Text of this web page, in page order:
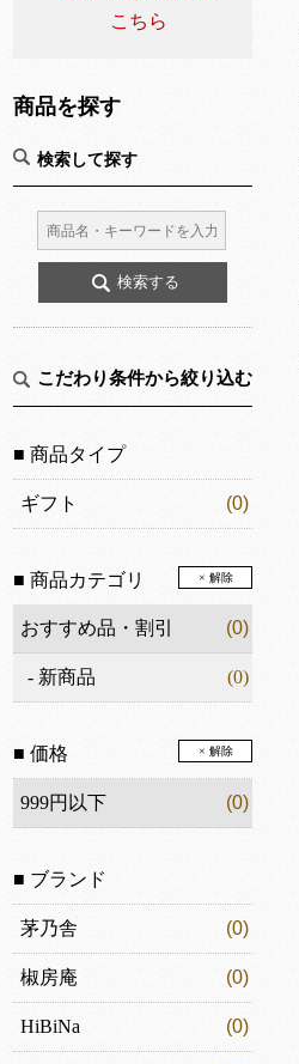
こちら
商品を探す
検索して探す
こだわり条件から絞り込む
■ 商品タイプ
ギフト (0)
■ 商品カテゴリ × 解除
おすすめ品・割引 (0)
- 新商品 (0)
■ 価格 × 解除
999円以下 (0)
■ ブランド
茅乃舎 (0)
椒房庵 (0)
HiBiNa (0)